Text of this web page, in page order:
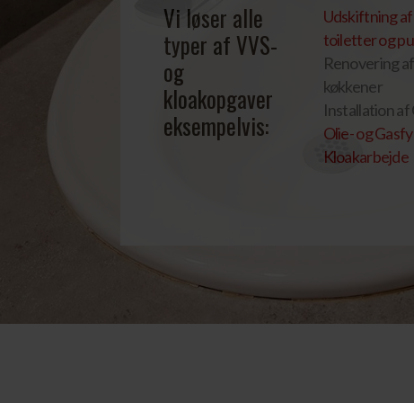
Vi løser alle
typer af VVS-
og
kloakopgaver
eksempelvis:
Udskiftning
toiletter og
Renovering
køkkener
Installation af
Olie- og
Kloakarbejde